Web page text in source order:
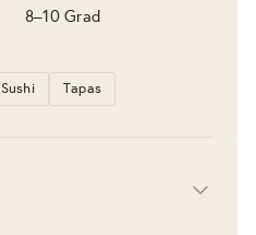
8–10 Grad
Sushi Tapas